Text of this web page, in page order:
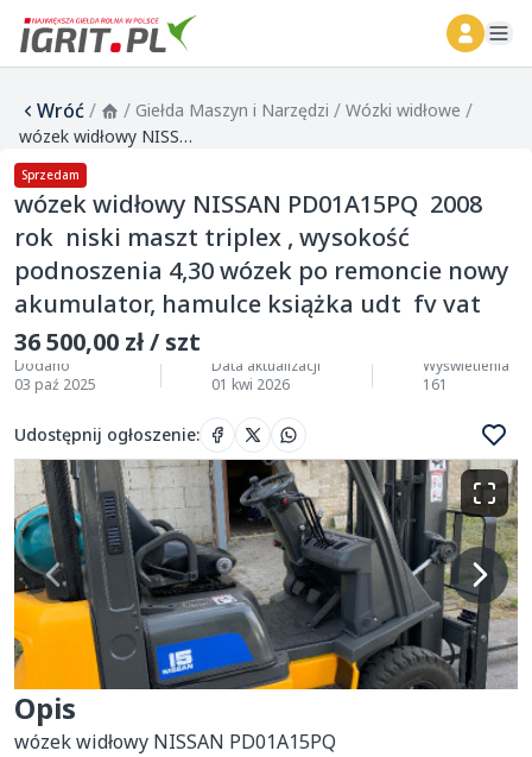
Wróć/ / Giełda Maszyn i Narzędzi / Wózki widłowe /
wózek widłowy NISSAN PD01A15PQ 2008 rok niski maszt triplex , wysokość podnoszenia 4,30 wózek po remoncie nowy akumulator, hamulce książka udt fv vat
Sprzedam
wózek widłowy NISSAN PD01A15PQ 2008
rok niski maszt triplex , wysokość
podnoszenia 4,30 wózek po remoncie nowy
akumulator, hamulce książka udt fv vat
36 500,00 zł / szt
Dodano
03 paź 2025
Data aktualizacji
01 kwi 2026
Wyświetlenia
161
Udostępnij ogłoszenie:
Opis
wózek widłowy NISSAN PD01A15PQ